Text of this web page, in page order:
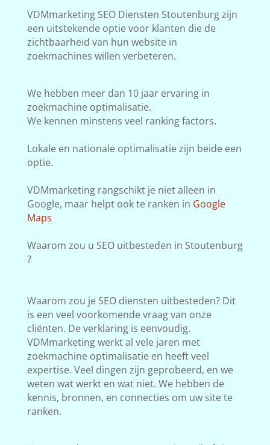
VDMmarketing SEO Diensten Stoutenburg zijn
een uitstekende optie voor klanten die de
zichtbaarheid van hun website in
zoekmachines willen verbeteren.
We hebben meer dan 10 jaar ervaring in
zoekmachine optimalisatie.
We kennen minstens veel ranking factors.
Lokale en nationale optimalisatie zijn beide een
optie.
VDMmarketing rangschikt je niet alleen in
Google, maar helpt ook te ranken in Google
Maps
Waarom zou u SEO uitbesteden in Stoutenburg
?
Waarom zou je SEO diensten uitbesteden? Dit
is een veel voorkomende vraag van onze
cliënten. De verklaring is eenvoudig.
VDMmarketing werkt al vele jaren met
zoekmachine optimalisatie en heeft veel
expertise. Veel dingen zijn geprobeerd, en we
weten wat werkt en wat niet. We hebben de
kennis, bronnen, en connecties om uw site te
ranken.